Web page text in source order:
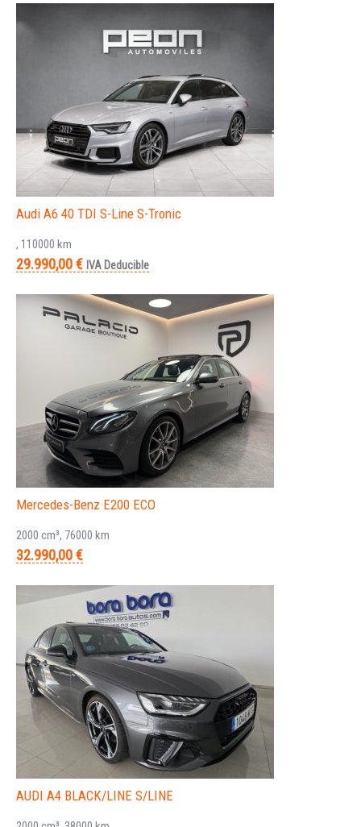
Audi A6 40 TDI S-Line S-Tronic
, 110000 km
29.990,00 € IVA Deducible
Mercedes-Benz E200 ECO
2000 cm³, 76000 km
32.990,00 €
AUDI A4 BLACK/LINE S/LINE